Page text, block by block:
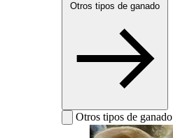
Otros tipos de ganado
Otros tipos de ganado